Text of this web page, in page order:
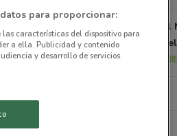
Av. Jesús
Col. Jesús
12.9 km
para proporcionar:
características del dispositivo para
a ella. Publicidad y contenido
y desarrollo de servicios.